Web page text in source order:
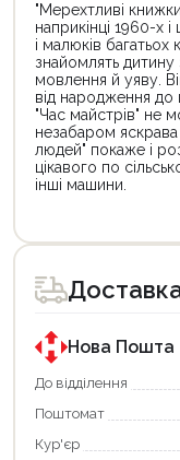
"Мерехтливі
наприкінці 1960-х
і малюків багатьох
знайомлять
мовлення й уяву.
від народження до
"Час майстрів" не
незабаром
людей" покаже і
цікавого по
інші машини.
товар
для
покупки
державною
програмою
єКнига.
Використовуйте
карту
щоб
Нова Пошта
До відділення
Поштомат
Кур'єр